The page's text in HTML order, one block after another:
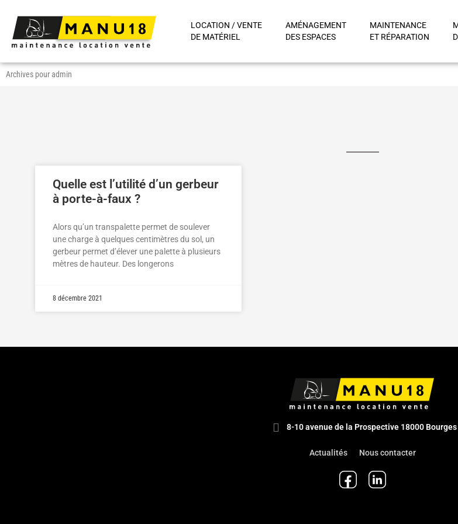
LOCATION / VENTE
DE MATÉRIEL
AMÉNAGEMENT
DES ESPACES
MAINTENANCE
ET RÉPARATION
Archives pour admin
Quelle est l’utilité d’un gerbeur
à porte-à-faux ?
Alors qu’un transpalette permet de soulever
une charge à quelques centimètres du sol, un
gerbeur permet d’élever une palette à plusieurs
mètres de hauteur. Des longerons
8 décembre 2021
8-10 avenue de la Prospective 18000 Bourges
Actualités Nous contacter